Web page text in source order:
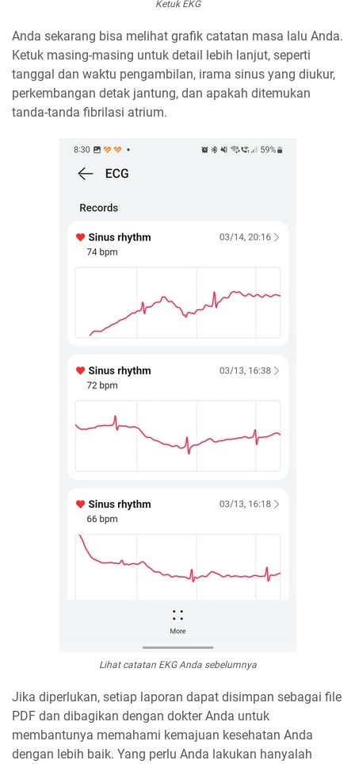
Ketuk EKG
Anda sekarang bisa melihat grafik catatan masa lalu Anda.
Ketuk masing-masing untuk detail lebih lanjut, seperti
tanggal dan waktu pengambilan, irama sinus yang diukur,
perkembangan detak jantung, dan apakah ditemukan
tanda-tanda fibrilasi atrium.
Lihat catatan EKG Anda sebelumnya
Jika diperlukan, setiap laporan dapat disimpan sebagai file
PDF dan dibagikan dengan dokter Anda untuk
membantunya memahami kemajuan kesehatan Anda
dengan lebih baik. Yang perlu Anda lakukan hanyalah